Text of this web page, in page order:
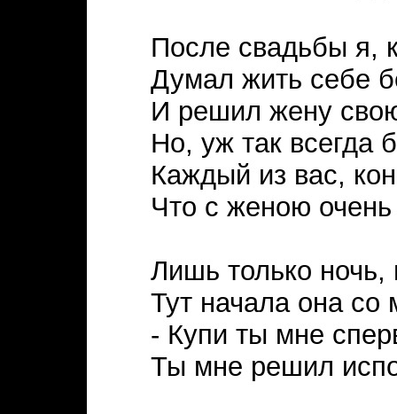
После свадьбы я,
Думал жить себе
И решил жену
Но, уж так всегда
Каждый из вас,
Что с женою
Лишь только ночь,
Тут начала она со
- Купи ты мне
Ты мне решил